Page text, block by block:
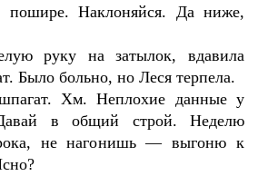
пошире. Наклоняйся. Да ниже,
руку на затылок, вдавила
Было больно, но Леся терпела.
Хм. Неплохие данные у
в общий строй. Неделю
не нагонишь — выгоню к